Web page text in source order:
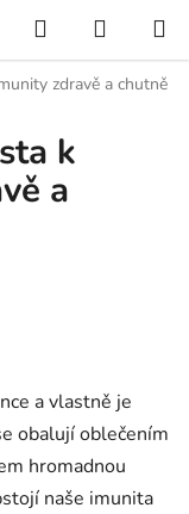
Hledat
KOŠÍK
zdravě a chutně
k
a
a vlastně je
obalují oblečením
hromadnou
naše imunita